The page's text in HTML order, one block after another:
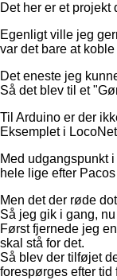
Det her er et
Egenligt ville jeg
var det bare at
Det eneste jeg
Så det blev til et
Til Arduino er der
Eksemplet i
Med udgangspunkt
hele lige efter
Men det der røde
Så jeg gik i gang,
Først fjernede jeg
skal stå for det.
Så blev der tilføjet
forespørges efter